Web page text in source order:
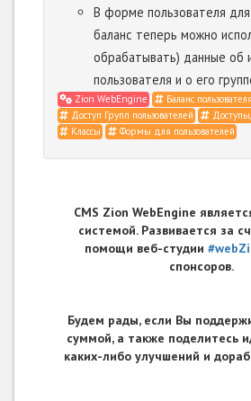
В форме пользователя
баланс теперь можно
обрабатывать) данные об
пользователя и о его
Zion WebEngine
Баланс
Доступ Групп пользователей
Доступы/
Классы
Формы для пользователей
CMS Zion WebEngine
системой. Развивается за
помощи веб-студии
спонсоров.
Будем рады, если Вы
суммой, а также поделитесь
каких-либо улучшений и